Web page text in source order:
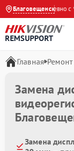
Благовещенск
Ежедневно с
REMSUPPORT
Главная
Замена
Замена